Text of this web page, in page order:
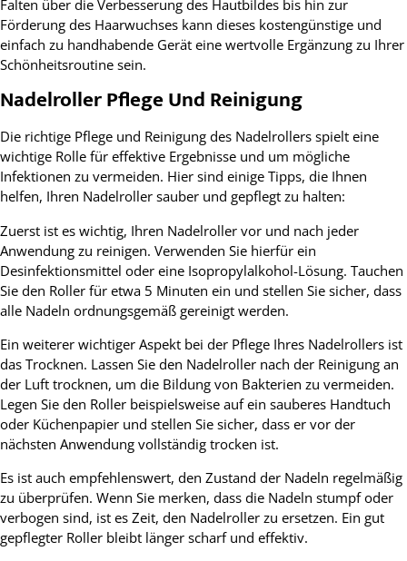
Falten über die Verbesserung des Hautbildes bis hin zur
Förderung des Haarwuchses kann dieses kostengünstige und
einfach zu handhabende Gerät eine wertvolle Ergänzung zu Ihrer
Schönheitsroutine sein.
Nadelroller Pflege Und Reinigung
Die richtige Pflege und Reinigung des Nadelrollers spielt eine
wichtige Rolle für effektive Ergebnisse und um mögliche
Infektionen zu vermeiden. Hier sind einige Tipps, die Ihnen
helfen, Ihren Nadelroller sauber und gepflegt zu halten:
Zuerst ist es wichtig, Ihren Nadelroller vor und nach jeder
Anwendung zu reinigen. Verwenden Sie hierfür ein
Desinfektionsmittel oder eine Isopropylalkohol-Lösung. Tauchen
Sie den Roller für etwa 5 Minuten ein und stellen Sie sicher, dass
alle Nadeln ordnungsgemäß gereinigt werden.
Ein weiterer wichtiger Aspekt bei der Pflege Ihres Nadelrollers ist
das Trocknen. Lassen Sie den Nadelroller nach der Reinigung an
der Luft trocknen, um die Bildung von Bakterien zu vermeiden.
Legen Sie den Roller beispielsweise auf ein sauberes Handtuch
oder Küchenpapier und stellen Sie sicher, dass er vor der
nächsten Anwendung vollständig trocken ist.
Es ist auch empfehlenswert, den Zustand der Nadeln regelmäßig
zu überprüfen. Wenn Sie merken, dass die Nadeln stumpf oder
verbogen sind, ist es Zeit, den Nadelroller zu ersetzen. Ein gut
gepflegter Roller bleibt länger scharf und effektiv.